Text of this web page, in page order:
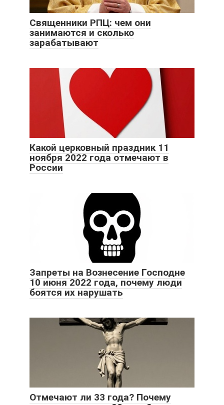
Священники РПЦ: чем они
занимаются и сколько
зарабатывают
Какой церковный праздник 11
ноября 2022 года отмечают в
России
Запреты на Вознесение Господне
10 июня 2022 года, почему люди
боятся их нарушать
Отмечают ли 33 года? Почему